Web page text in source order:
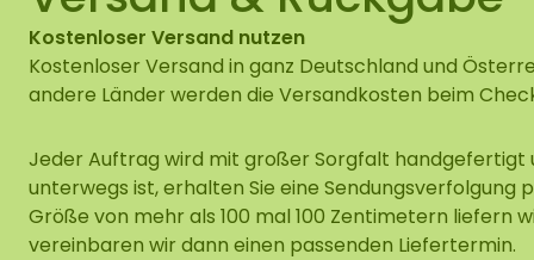
Ovales
Moos
Weltkarte
Mooskugeln
Moosplatte
Workshop
Komplettes
Holz-Natur-
Muschelbild
Kostenloser Versand nutzen
Kostenloser Versand in ganz Deutschland und
andere Länder werden die Versandkosten beim
Jeder Auftrag wird mit großer Sorgfalt handgefertigt
unterwegs ist, erhalten Sie eine Sendungsverfolgung
Größe von mehr als 100 mal 100 Zentimetern liefern
vereinbaren wir dann einen passenden Liefertermin.